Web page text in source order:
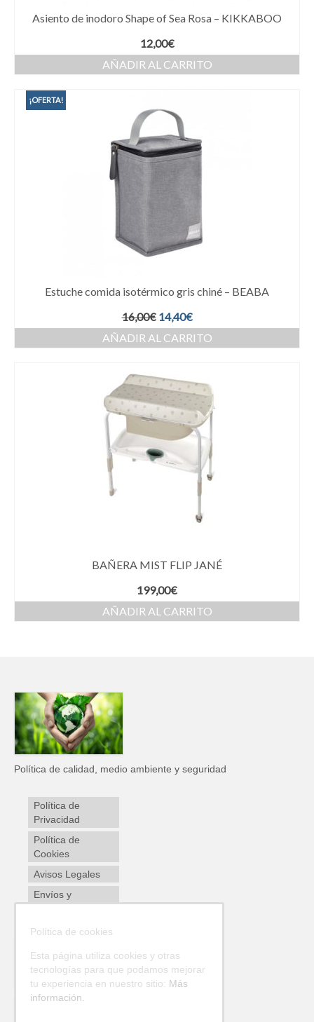
Asiento de inodoro Shape of Sea Rosa – KIKKABOO
12,00€
AÑADIR AL CARRITO
¡OFERTA!
Estuche comida isotérmico gris chiné – BEABA
16,00€ 14,40€
AÑADIR AL CARRITO
BAÑERA MIST FLIP JANÉ
199,00€
AÑADIR AL CARRITO
Política de calidad, medio ambiente y seguridad
Política de
Privacidad
Política de
Cookies
Avisos Legales
Envíos y
Política de cookies
Esta página utiliza cookies y otras
tecnologías para que podamos mejorar
tu experiencia en nuestro sitio: Más
información.